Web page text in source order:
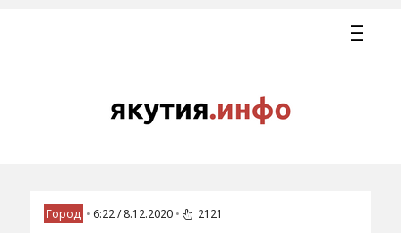
Город • 6:22 / 8.12.2020 • 2121